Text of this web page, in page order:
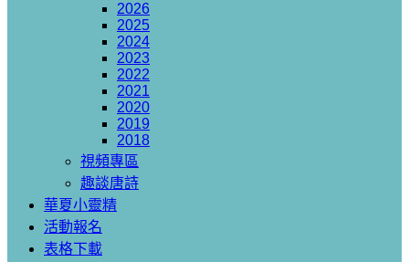
2026
2025
2024
2023
2022
2021
2020
2019
2018
視頻專區
趣談唐詩
華夏小靈精
活動報名
表格下載